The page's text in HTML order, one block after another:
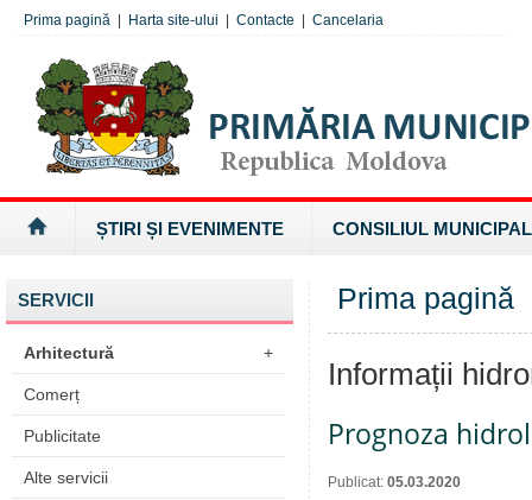
Prima pagină Harta site-ului Contacte Cancelaria
ȘTIRI ȘI EVENIMENTE CONSILIUL MUNICIPAL
SERVICII
Arhitectură +
Comerț
Publicitate
Alte servicii
Prima pagină
Informații
Prognoza
Publicat: 05.03.2020